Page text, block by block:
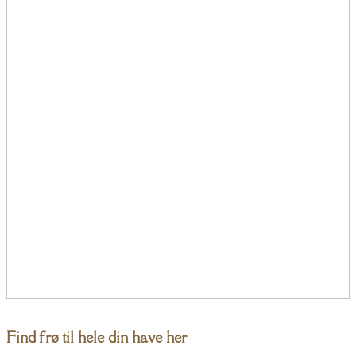
Find frø til hele din have her